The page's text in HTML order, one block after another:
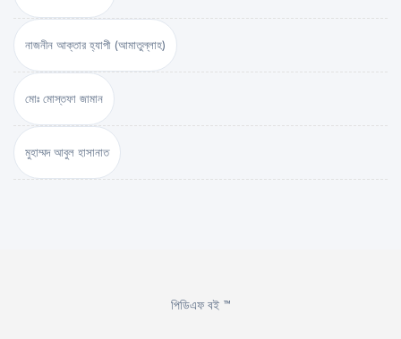
নাজনীন আক্তার হ্যাপী (আমাতুল্লাহ)
মোঃ মোস্তফা জামান
মুহাম্মদ আবুল হাসানাত
পিডিএফ বই ™